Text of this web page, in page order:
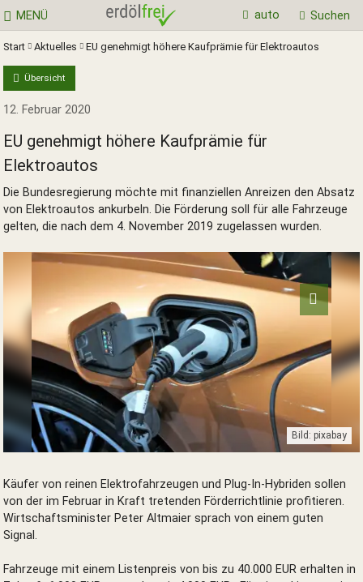
MENÜ Suchen
auto
Start Aktuelles EU genehmigt höhere Kaufprämie für Elektroautos
Übersicht
12. Februar 2020
EU genehmigt höhere Kaufprämie für
Elektroautos
Die Bundesregierung möchte mit finanziellen Anreizen den Absatz
von Elektroautos ankurbeln. Die Förderung soll für alle Fahrzeuge
gelten, die nach dem 4. November 2019 zugelassen wurden.
Bild: pixabay
Käufer von reinen Elektrofahrzeugen und Plug-In-Hybriden sollen
von der im Februar in Kraft tretenden Förderrichtlinie profitieren.
Wirtschaftsminister Peter Altmaier sprach von einem guten
Signal.
Fahrzeuge mit einem Listenpreis von bis zu 40.000 EUR erhalten in